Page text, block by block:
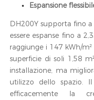
Espansione
DH200Y supporta fino
essere espanse fino a
raggiunge i 147 kWh/
superficie di soli 1,58
installazione, ma
utilizzo dello spazio.
efficacemente la